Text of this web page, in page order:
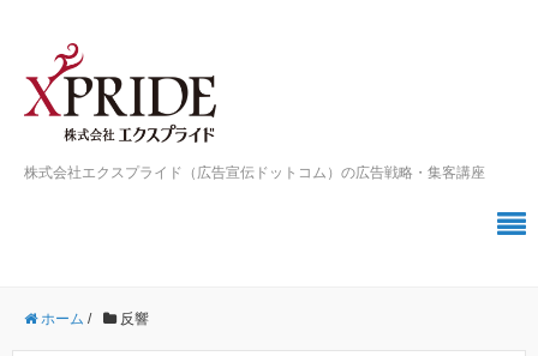
株式会社エクスプライド（広告宣伝ドットコム）の広告戦略・集客講座
ホーム / 反響